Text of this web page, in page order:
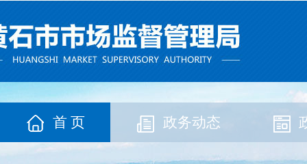
首 页 政务动态